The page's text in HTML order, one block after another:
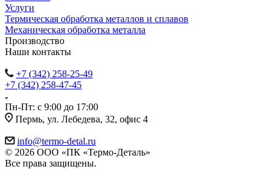
Услуги
Термическая обработка металлов и сплавов
Механическая обработка металла
Производство
Наши контакты
+7 (342) 258-25-49
+7 (342) 258-47-45
Пн-Пт: с 9:00 до 17:00
Пермь, ул. Лебедева, 32, офис 4
info@termo-detal.ru
© 2026 ООО «ПК «Термо-Деталь»
Все права защищены.